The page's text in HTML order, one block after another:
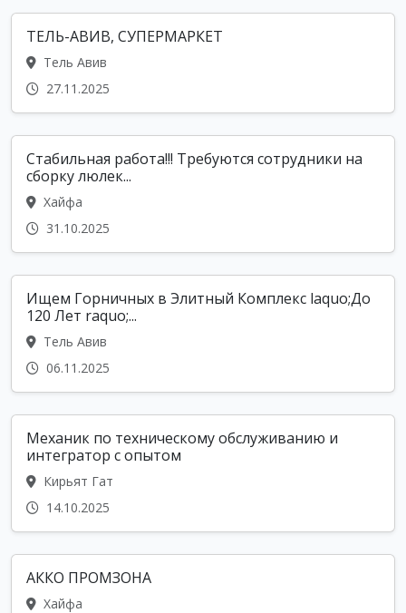
ТЕЛЬ-АВИВ, СУПЕРМАРКЕТ
Тель Авив
27.11.2025
Стабильная работа!!! Требуются сотрудники на
сборку люлек...
Хайфа
31.10.2025
Ищем Горничных в Элитный Комплекс laquo;До
120 Лет raquo;...
Тель Авив
06.11.2025
Механик по техническому обслуживанию и
интегратор с опытом
Кирьят Гат
14.10.2025
АККО ПРОМЗОНА
Хайфа